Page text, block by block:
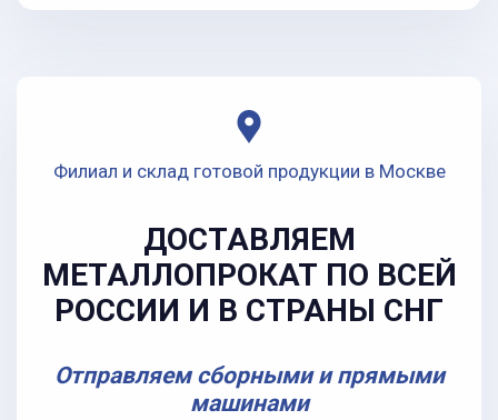
Филиал и склад готовой продукции в Москве
ДОСТАВЛЯЕМ
МЕТАЛЛОПРОКАТ ПО ВСЕЙ
РОССИИ И В СТРАНЫ СНГ
Отправляем сборными и прямыми
машинами